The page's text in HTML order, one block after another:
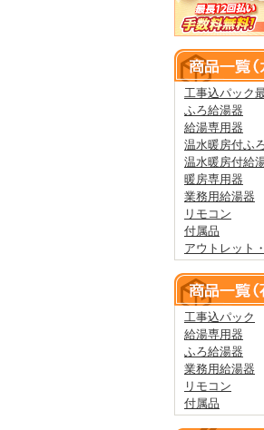
工事込パック
ふろ給湯器
給湯専用器
温水暖房付ふ
温水暖房付給
暖房専用器
業務用給湯器
リモコン
付属品
アウトレット
工事込パック
給湯専用器
ふろ給湯器
業務用給湯器
リモコン
付属品